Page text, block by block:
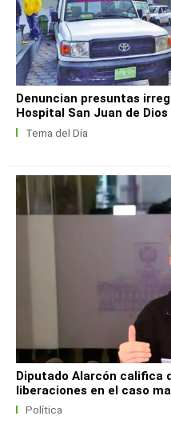
Denuncian presuntas
Hospital San Juan de Dios
Tema del Día
Diputado Alarcón califica
liberaciones en el caso
Política